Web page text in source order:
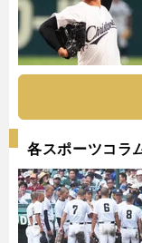
各スポーツコラ